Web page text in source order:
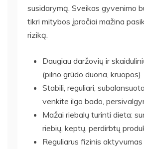
susidarymą. Sveikas gyvenimo
tikri mitybos įpročiai mažina
riziką.
Daugiau daržovių ir
(pilno grūdo duona, kruopos)
Stabili, reguliari,
venkite ilgo bado,
Mažai riebalų turinti dieta:
riebių, keptų, perdirbtų
Reguliarus fizinis aktyvumas